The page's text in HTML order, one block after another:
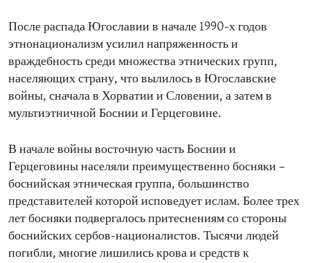
После распада Югославии в начале 1990-х годов
этнонационализм усилил напряженность и
враждебность среди множества этнических групп,
населяющих страну, что вылилось в Югославские
войны, сначала в Хорватии и Словении, а затем в
мультиэтничной Боснии и Герцеговине.
В начале войны восточную часть Боснии и
Герцеговины населяли преимущественно босняки –
боснийская этническая группа, большинство
представителей которой исповедует ислам. Более трех
лет босняки подвергалось притеснениям со стороны
боснийских сербов-националистов. Тысячи людей
погибли, многие лишились крова и средств к